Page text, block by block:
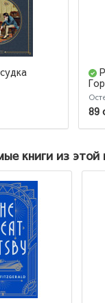
89
книги из этой